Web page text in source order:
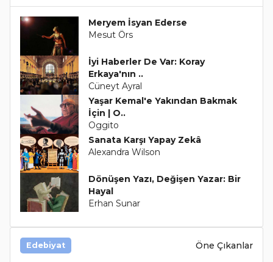
Meryem İsyan Ederse
Mesut Örs
İyi Haberler De Var: Koray
Erkaya'nın ..
Cüneyt Ayral
Yaşar Kemal'e Yakından Bakmak
İçin | O..
Oggito
Sanata Karşı Yapay Zekâ
Alexandra Wilson
Dönüşen Yazı, Değişen Yazar: Bir
Hayal
Erhan Sunar
Edebiyat Öne Çıkanlar